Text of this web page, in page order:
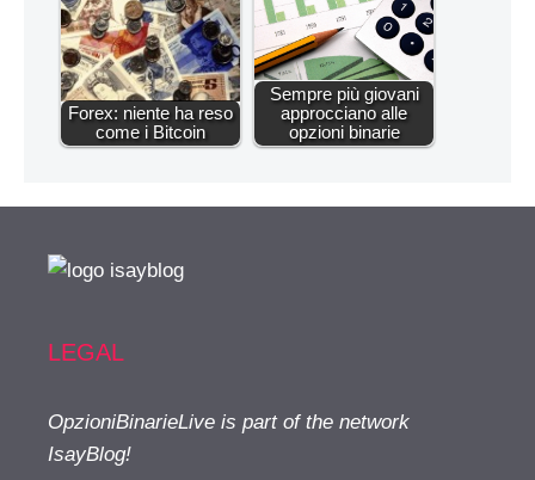
Forex: niente ha reso
come i Bitcoin
Sempre più giovani
approcciano alle
opzioni binarie
LEGAL
OpzioniBinarieLive is part of the network
IsayBlog!